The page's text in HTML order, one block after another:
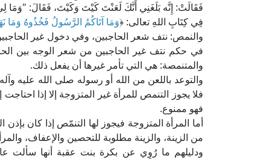
فَقَالَتْ: إِنَّه بَلَغَنِي أَنَّكَ لَعَنْتَ كَيْتَ وَكَيْتَ، فَقَالَ: "وَمَا
فِي كِتَابِ اللهِ تعالى: ﴿وَمَا آتَاكُمُ الرَّسُولُ فَخُذُوهُ وَمَا
والنمص: نتف شعر الحاجبين، وفي دخول غير
في حكم نتف غير الحاجبين من شعر الوجه بين
والمتنمصة: هي التي تأمر غيرها أن يفعل ذلك.
والتوعد باللعن من الله أو رسوله صلى الله عليه
فلا يجوز التنمص للمرأة غير المتزوجة إلا إذا
فهو ممنوع.
أما المرأة المتزوجة فيجوز لها التنمّص إذا كان
من الزينة، والزينة مطلوبة للتحصين والإعفاف،
ودليلهم ما رُوِي عن بكرة بنت عقبة أنها